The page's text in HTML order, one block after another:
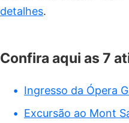
detalhes.
Confira aqui as 7
Ingresso da Ópera
Excursão ao Mont